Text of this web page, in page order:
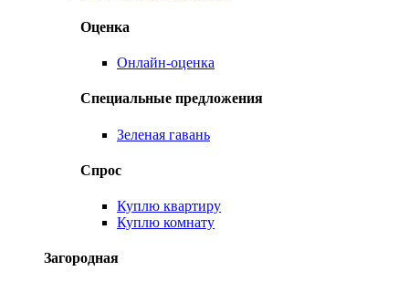
Оценка
Онлайн-оценка
Специальные предложения
Зеленая гавань
Спрос
Куплю квартиру
Куплю комнату
Загородная